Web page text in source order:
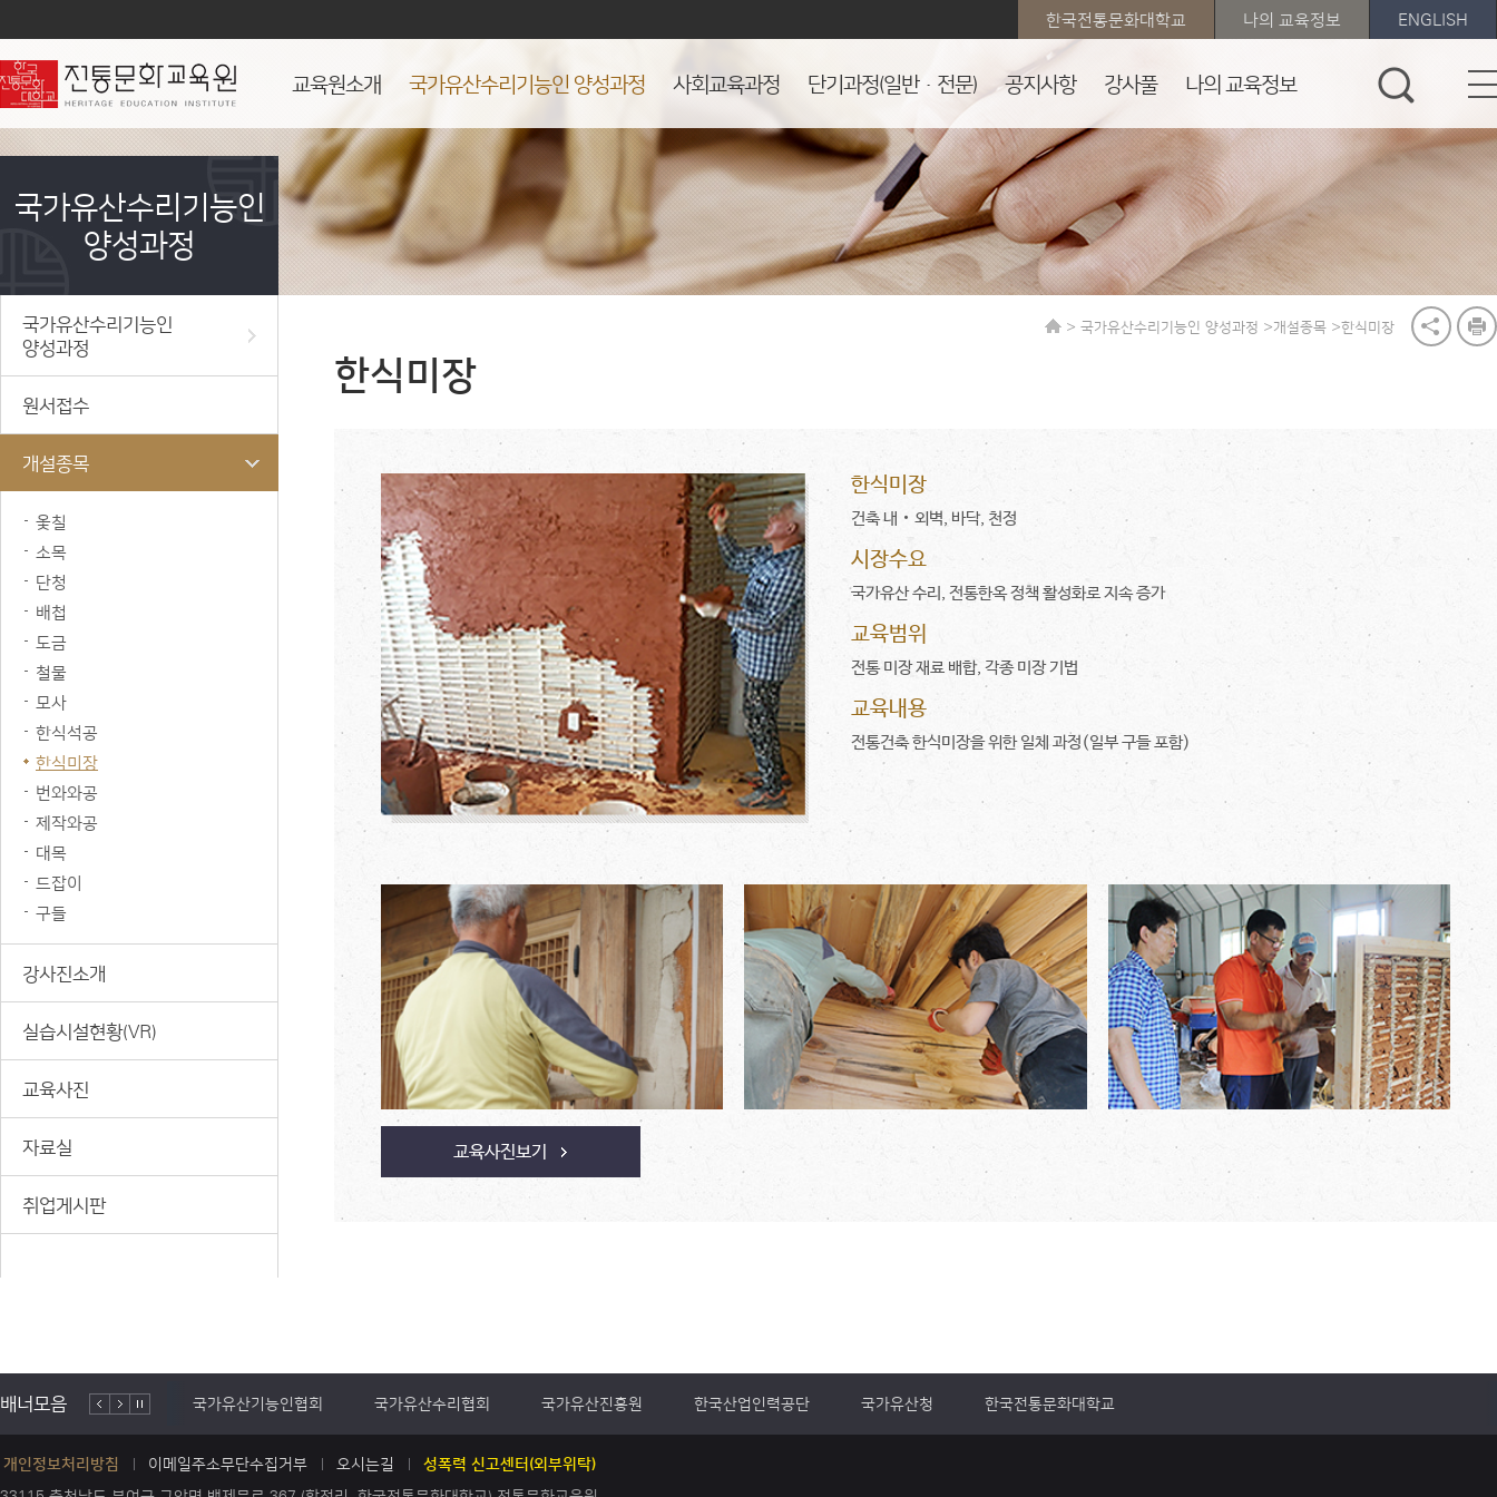
한국전통문화대학교 나의 교육정보 ENGLISH
교육원소개 국가유산수리기능인 양성과정 사회교육과정 단기과정(일반·전문) 공지사항 강사풀 나의 교육정보
국가유산수리기능인
양성과정
국가유산수리기능인
양성과정
원서접수
개설종목
옻칠
소목
단청
배첩
도금
철물
모사
한식석공
한식미장
번와와공
제작와공
대목
드잡이
구들
강사진소개
실습시설현황(VR)
교육사진
자료실
취업게시판
> 국가유산수리기능인 양성과정 >개설종목 >한식미장
한식미장
한식미장
건축 내‧외벽, 바닥, 천정
시장수요
국가유산 수리, 전통한옥 정책 활성화로 지속 증가
교육범위
전통 미장 재료 배합, 각종 미장 기법
교육내용
전통건축 한식미장을 위한 일체 과정(일부 구들 포함)
교육사진보기
배너모음 국가유산기능인협회 국가유산수리협회 국가유산진흥원 한국산업인력공단 국가유산청 한국전통문화대학교
개인정보처리방침 이메일주소무단수집거부 오시는길
성폭력 신고센터(외부위탁)